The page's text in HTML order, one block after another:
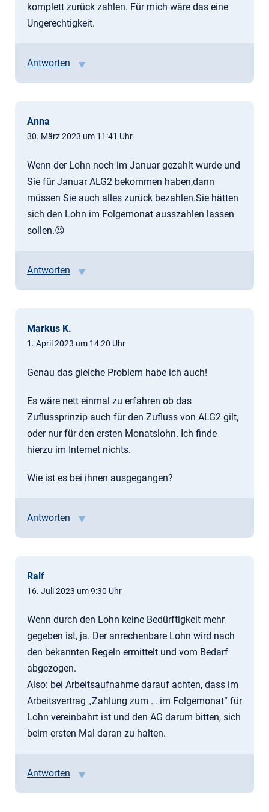
komplett zurück zahlen. Für mich wäre das eine
Ungerechtigkeit.
Antworten
Anna
30. März 2023 um 11:41 Uhr
Wenn der Lohn noch im Januar gezahlt wurde und
Sie für Januar ALG2 bekommen haben,dann
müssen Sie auch alles zurück bezahlen.Sie hätten
sich den Lohn im Folgemonat ausszahlen lassen
sollen.😉
Antworten
Markus K.
1. April 2023 um 14:20 Uhr
Genau das gleiche Problem habe ich auch!
Es wäre nett einmal zu erfahren ob das
Zuflussprinzip auch für den Zufluss von ALG2 gilt,
oder nur für den ersten Monatslohn. Ich finde
hierzu im Internet nichts.
Wie ist es bei ihnen ausgegangen?
Antworten
Ralf
16. Juli 2023 um 9:30 Uhr
Wenn durch den Lohn keine Bedürftigkeit mehr
gegeben ist, ja. Der anrechenbare Lohn wird nach
den bekannten Regeln ermittelt und vom Bedarf
abgezogen.
Also: bei Arbeitsaufnahme darauf achten, dass im
Arbeitsvertrag „Zahlung zum … im Folgemonat“ für
Lohn vereinbahrt ist und den AG darum bitten, sich
beim ersten Mal daran zu halten.
Antworten